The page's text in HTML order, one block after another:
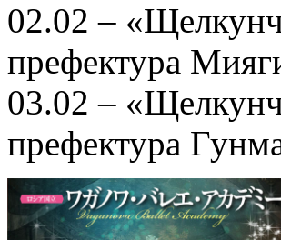
02.02 –
префектура
03.02 –
префектура